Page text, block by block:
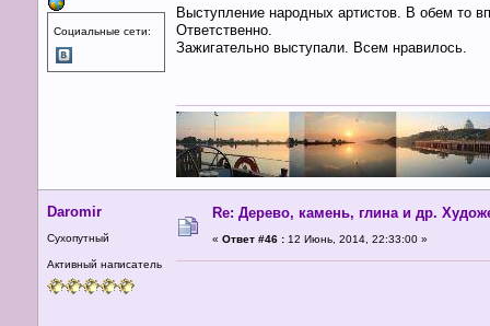
Социальные сети:
Выступление народных артистов. В обем то
Ответственно.
Зажигательно выступали. Всем нравилось.
Daromir
Сухопутный
Активный написатель
Re: Дерево, камень, глина и др.
« Ответ #46 : 12 Июнь, 2014, 22:33:00 »